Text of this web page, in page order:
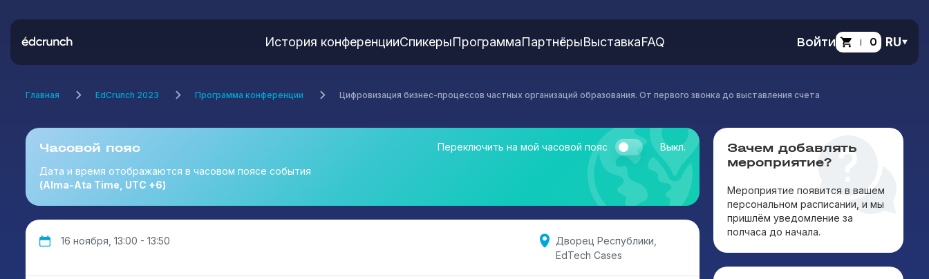
История конференцииСпикерыПрограммаПартнёрыВыставкаFAQ Войти 0 RU
Главная EdCrunch 2023 Программа конференции Цифровизация бизнес-процессов частных организаций образования. От первого звонка до выставления счета
Часовой пояс
Дата и время отображаются в часовом поясе события
(Alma-Ata Time, UTC +6)
Переключить на мой часовой пояс Выкл.
16 ноября, 13:00 - 13:50
Дворец Республики,
EdTech Cases
Зачем добавлять
мероприятие?
Мероприятие появится в вашем
персональном расписании, и мы
пришлём уведомление за
полчаса до начала.